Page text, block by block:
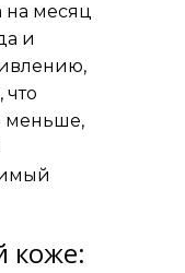
месяц
и
что
меньше,
коже: